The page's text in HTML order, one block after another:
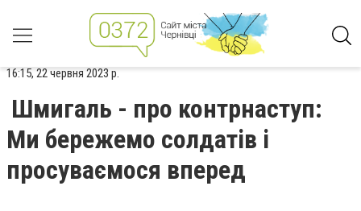
16:15, 22 червня 2023 р.
Шмигаль - про контрнаступ:
Ми бережемо солдатів і
просуваємося вперед